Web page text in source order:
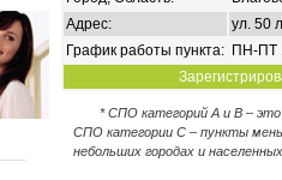
Адрес:
ул. 50
График работы пункта: ПН-ПТ
* СПО категорий А и В –
СПО категории C – пункты
небольших городах и